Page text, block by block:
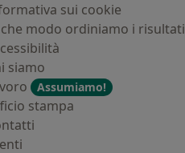
sui cookie
modo ordiniamo i risultati
siamo
Assumiamo!
stampa